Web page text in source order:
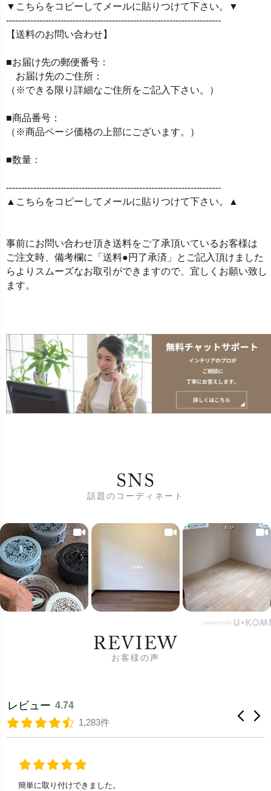
▼こちらをコピーしてメールに貼りつけて下さい。▼
-----------------------------------------------------------------------
【送料のお問い合わせ】
■お届け先の郵便番号：
お届け先のご住所：
（※できる限り詳細なご住所をご記入下さい。）
■商品番号：
（※商品ページ価格の上部にございます。）
■数量：
-----------------------------------------------------------------------
▲こちらをコピーしてメールに貼りつけて下さい。▲
事前にお問い合わせ頂き送料をご了承頂いているお客様は
ご注文時、備考欄に「送料●円了承済」とご記入頂けました
らよりスムーズなお取引ができますので、宜しくお願い致し
ます。
SNS
話題のコーディネート
REVIEW
お客様の声
レビュー 4.74
1,283件
簡単に取り付けできました。